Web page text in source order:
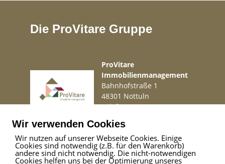
Die ProVitare Gruppe
ProVitare
Immobilienmanagement
Bahnhofstraße 1
48301 Nottuln
Telefon02509 99 49 871
Impressum|Haftungsausschluss|Datenschutz
Wir verwenden Cookies
Wir nutzen auf unserer Webseite Cookies. Einige
Cookies sind notwendig (z.B. für den Warenkorb)
andere sind nicht notwendig. Die nicht-notwendigen
Cookies helfen uns bei der Optimierung unseres